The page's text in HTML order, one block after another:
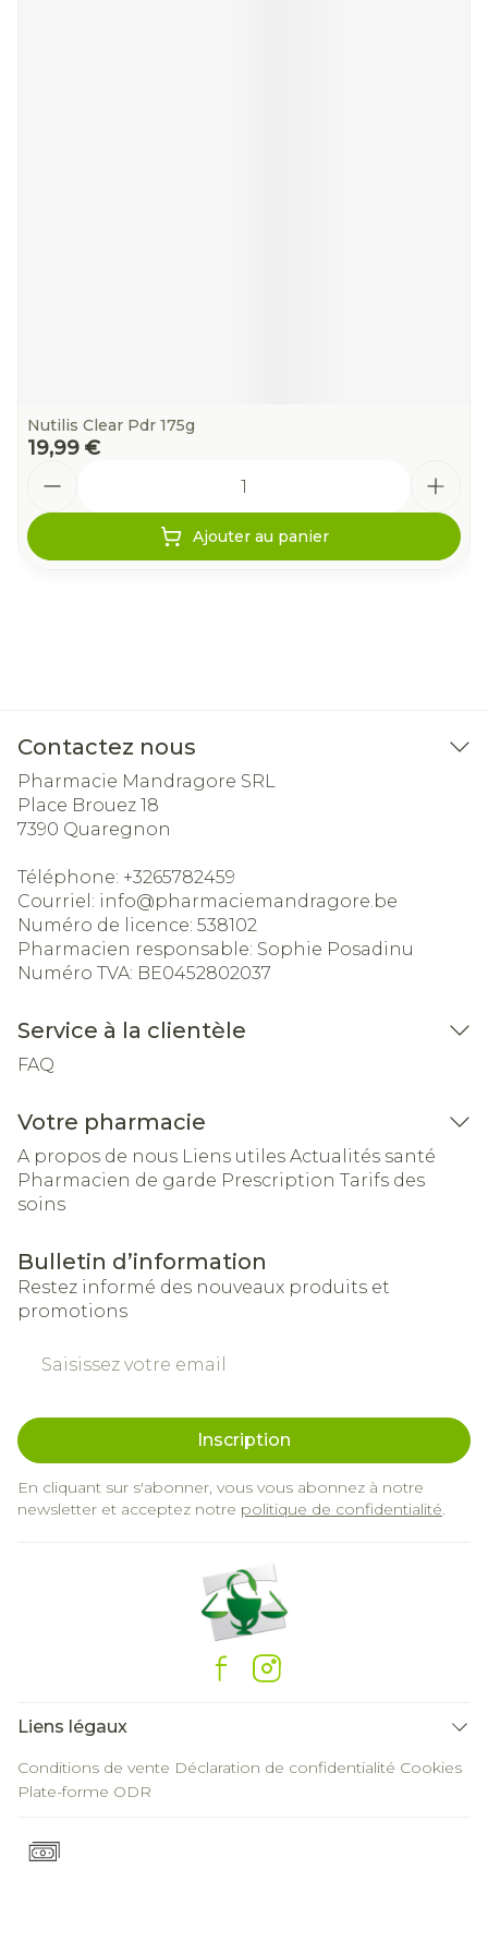
Nutilis Clear Pdr 175g
19,99 €
Ajouter au panier
Contactez nous
Pharmacie Mandragore SRL
Place Brouez 18
7390 Quaregnon
Téléphone: +3265782459
Courriel: info@pharmaciemandragore.be
Numéro de licence: 538102
Pharmacien responsable: Sophie Posadinu
Numéro TVA: BE0452802037
Service à la clientèle
FAQ
Votre pharmacie
A propos de nous Liens utiles Actualités santé
Pharmacien de garde Prescription Tarifs des
soins
Bulletin d’information
Restez informé des nouveaux produits et
promotions
Inscription
En cliquant sur s'abonner, vous vous abonnez à notre
newsletter et acceptez notre politique de confidentialité.
Liens légaux
Conditions de vente Déclaration de confidentialité Cookies
Plate-forme ODR